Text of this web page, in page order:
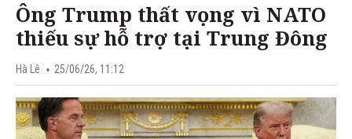
Ông Trump thất vọng vì NATO
thiếu sự hỗ trợ tại Trung Đông
Hà Lê 25/06/26, 11:12